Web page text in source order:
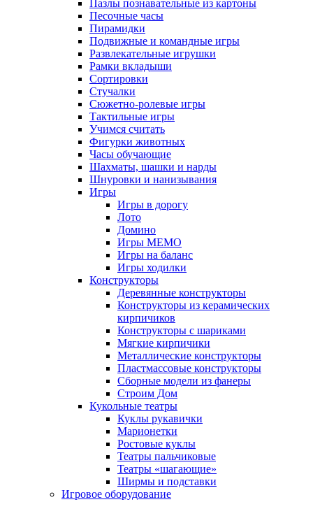
Пазлы познавательные из картоны
Песочные часы
Пирамидки
Подвижные и командные игры
Развлекательные игрушки
Рамки вкладыши
Сортировки
Стучалки
Сюжетно-ролевые игры
Тактильные игры
Учимся считать
Фигурки животных
Часы обучающие
Шахматы, шашки и нарды
Шнуровки и нанизывания
Игры
Игры в дорогу
Лото
Домино
Игры МЕМО
Игры на баланс
Игры ходилки
Конструкторы
Деревянные конструкторы
Конструкторы из керамических
кирпичиков
Конструкторы с шариками
Мягкие кирпичики
Металлические конструкторы
Пластмассовые конструкторы
Сборные модели из фанеры
Строим Дом
Кукольные театры
Куклы рукавички
Марионетки
Ростовые куклы
Театры пальчиковые
Театры «шагающие»
Ширмы и подставки
Игровое оборудование